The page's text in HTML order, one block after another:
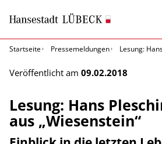
Startseite
Pressemeldungen Lesung:
Veröffentlicht am 09.02.2018
Lesung: Hans
aus „Wiesenstein“